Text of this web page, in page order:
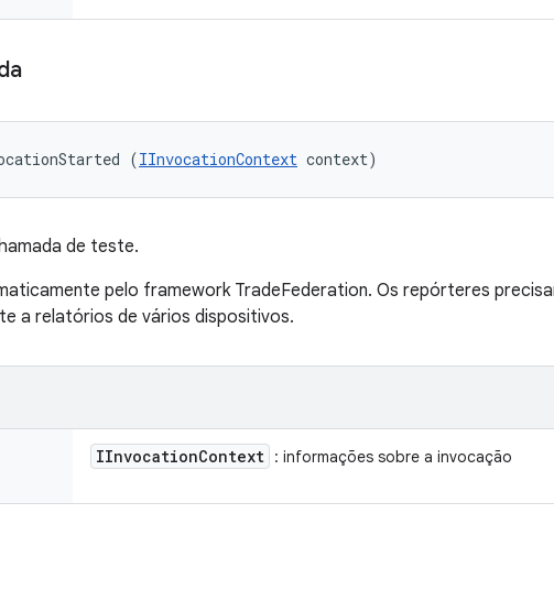
(IInvocationContext context)
de teste.
pelo framework TradeFederation. Os repórteres
a relatórios de vários dispositivos.
IInvocationContext : informações sobre a invocação